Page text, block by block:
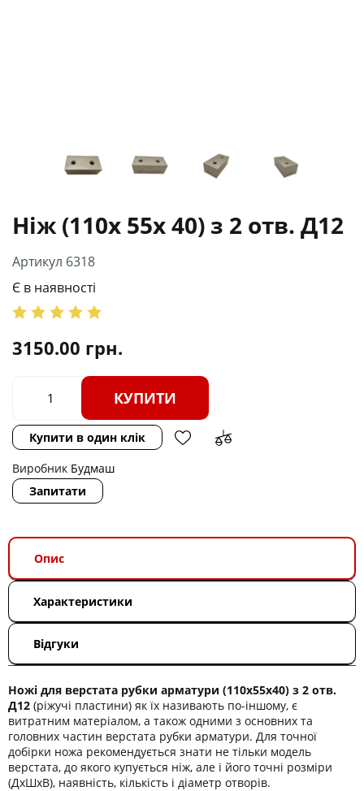
Ніж (110х 55х 40) з 2 отв. Д12
Артикул 6318
Є в наявності
3150.00 грн.
КУПИТИ
Купити в один клік
Виробник Будмаш
Запитати
Опис
Характеристики
Відгуки
Ножі для верстата рубки арматури (110х55х40) з 2 отв.
Д12 (ріжучі пластини) як їх називають по-іншому, є
витратним матеріалом, а також одними з основних та
головних частин верстата рубки арматури. Для точної
добірки ножа рекомендується знати не тільки модель
верстата, до якого купується ніж, але і його точні розміри
(ДхШхВ), наявність, кількість і діаметр отворів.